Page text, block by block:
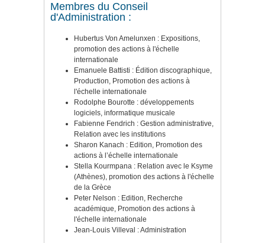
Membres du Conseil
d'Administration :
Hubertus Von Amelunxen : Expositions,
promotion des actions à l'échelle
internationale
Emanuele Battisti : Édition discographique,
Production, Promotion des actions à
l'échelle internationale
Rodolphe Bourotte : développements
logiciels, informatique musicale
Fabienne Fendrich : Gestion administrative,
Relation avec les institutions
Sharon Kanach : Edition, Promotion des
actions à l’échelle internationale
Stella Kourmpana : Relation avec le Ksyme
(Athènes), promotion des actions à l'échelle
de la Grèce
Peter Nelson : Edition, Recherche
académique, Promotion des actions à
l'échelle internationale
Jean-Louis Villeval : Administration